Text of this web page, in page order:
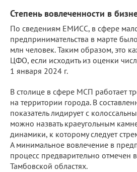
Степень вовлеченности в
По сведениям ЕМИСС, в сфере
предпринимательства в марте
млн человек. Таким образом, это
ЦФО, если исходить из оценки
1 января 2024 г.
В столице в сфере МСП работает
на территории города. В
показатель лидирует с
можно назвать краеугольным
динамики, к которому следует
А минимальное вовлечение в
процесс предварительно отмечен
Тамбовской областях.